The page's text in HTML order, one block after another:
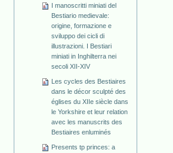
I manoscritti miniati del
Bestiario medievale:
origine, formazione e
sviluppo dei cicli di
illustrazioni. I Bestiari
miniati in Inghilterra nei
secoli XII-XIV
Les cycles des Bestiaires
dans le décor sculpté des
églises du XIIe siècle dans
le Yorkshire et leur relation
avec les manuscrits des
Bestiaires enluminés
Presents tp princes: a